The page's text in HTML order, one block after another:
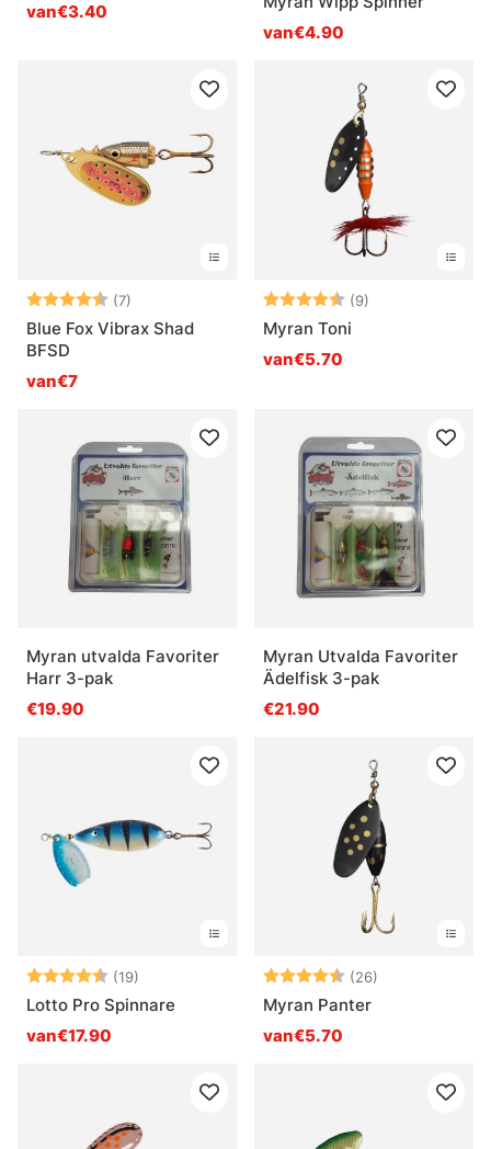
van€3.40
van€4.90
Beoordeling:
(7)
Blue Fox Vibrax Shad
BFSD
van€7
Beoordeling:
(9)
Myran Toni
van€5.70
Myran utvalda Favoriter
Harr 3-pak
€19.90
Myran Utvalda Favoriter
Ädelfisk 3-pak
€21.90
Beoordeling:
(19)
Lotto Pro Spinnare
van€17.90
Beoordeling:
(26)
Myran Panter
van€5.70